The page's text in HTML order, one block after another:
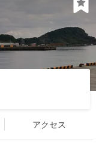
アクセス